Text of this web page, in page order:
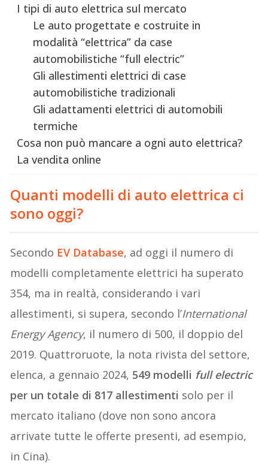
I tipi di auto elettrica sul mercato
Le auto progettate e costruite in
modalità “elettrica” da case
automobilistiche “full electric”
Gli allestimenti elettrici di case
automobilistiche tradizionali
Gli adattamenti elettrici di automobili
termiche
Cosa non può mancare a ogni auto elettrica?
La vendita online
Quanti modelli di auto elettrica ci
sono oggi?
Secondo EV Database, ad oggi il numero di
modelli completamente elettrici ha superato
354, ma in realtà, considerando i vari
allestimenti, si supera, secondo l’International
Energy Agency, il numero di 500, il doppio del
2019. Quattroruote, la nota rivista del settore,
elenca, a gennaio 2024, 549 modelli full electric
per un totale di 817 allestimenti solo per il
mercato italiano (dove non sono ancora
arrivate tutte le offerte presenti, ad esempio,
in Cina).